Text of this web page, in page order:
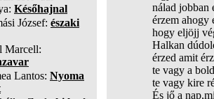
Későhajnal
József: északi
Marcell:
Lantos: Nyoma
nálad jobban
érzem ahogy
hogy eljöjj
Halkan
érzed amit
te vagy a
te vagy kire
És jő a